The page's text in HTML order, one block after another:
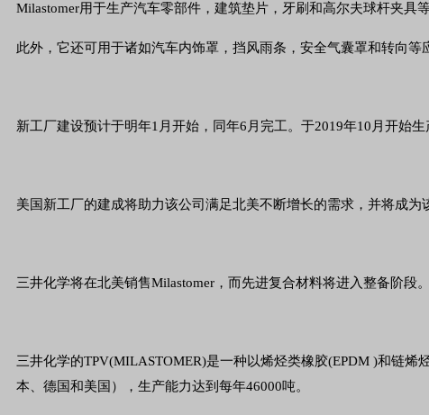
Milastomer用于生产汽车零部件，建筑垫片，牙刷和高尔夫球杆夹具等
此外，它还可用于诸如汽车内饰罩，挡风雨条，安全气囊罩和转向等
新工厂建设预计于明年1月开始，同年6月完工。于2019年10月开始生
美国新工厂的建成将助力该公司满足北美不断增长的需求，并将成为
三井化学将在北美销售Milastomer，而先进复合材料将进入整备阶段。
三井化学的TPV(MILASTOMER)是一种以烯烃类橡胶(EPDM )和链
本、德国和美国），生产能力达到每年46000吨。